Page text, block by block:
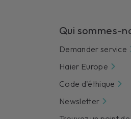
Qui sommes-
Demander service
Haier Europe
Code d'éthique
Newsletter